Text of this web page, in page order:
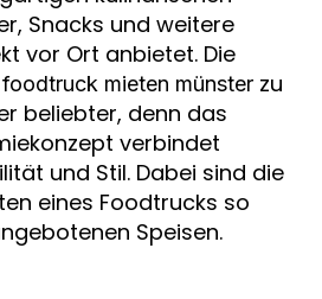
Snacks und weitere
vor Ort anbietet. Die
foodtruck mieten münster zu
beliebter, denn das
verbindet
und Stil. Dabei sind die
eines Foodtrucks so
Speisen.